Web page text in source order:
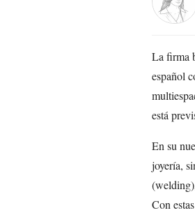
La firma
español
está
En su
joyería,
Con